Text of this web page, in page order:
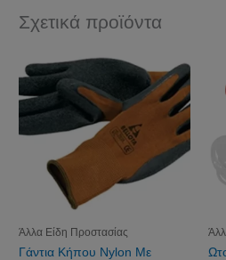
Σχετικά προϊόντα
Άλλα Είδη Προστασίας
Γάντια Κήπου Nylon Με